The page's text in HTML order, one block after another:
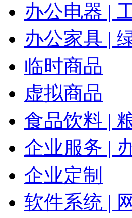
办公电器 |
办公家具 |
临时商品
虚拟商品
食品饮料 |
企业服务 |
企业定制
软件系统 |